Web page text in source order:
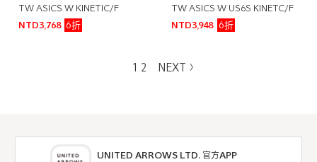
TW ASICS W KINETIC/F
NTD3,768
6折
TW ASICS W US6S KINETC/F
NTD3,948
6折
1 2 NEXT
UNITED ARROWS LTD. 官方APP